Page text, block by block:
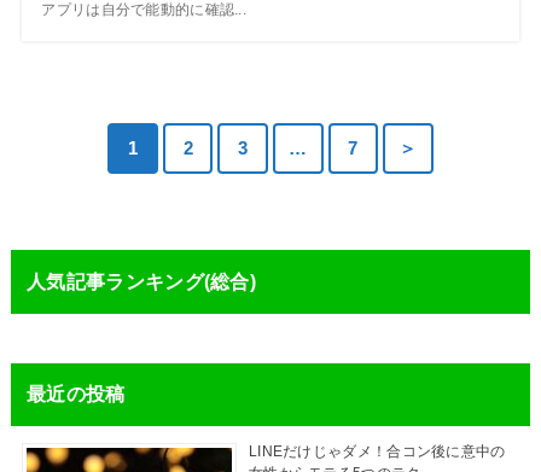
アプリは自分で能動的に確認...
1 2 3 … 7 ＞
人気記事ランキング(総合)
最近の投稿
LINEだけじゃダメ！合コン後に意中の